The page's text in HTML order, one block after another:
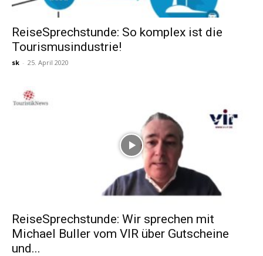
ReiseSprechstunde: So komplex ist die
Tourismusindustrie!
sk - 25. April 2020
ReiseSprechstunde: Wir sprechen mit
Michael Buller vom VIR über Gutscheine
und...